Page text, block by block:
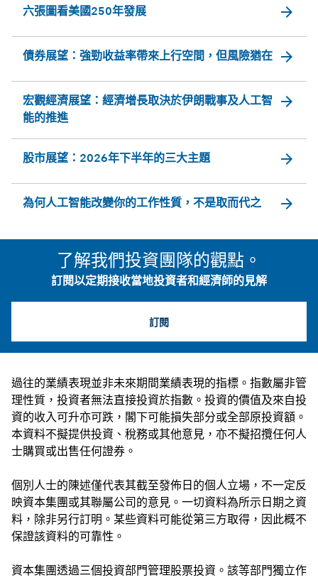
六張圖看美國250年發展 arrow_forward
債券展望：強勁收益率帶來上行空間，但風險猶在 arrow_forward
宏觀經濟展望：經濟增長取決於伊朗戰事及人工智
能的推進
arrow_forward
股市展望：2026年下半年的三大主題 arrow_forward
為何人工智能改變你的工作性質，不是取而代之 arrow_forward
了解我們投資團隊的觀點。
訂閱以定期接收當地投資者和經濟師的見解
訂閱
過往的業績表現並非未來期間業績表現的指標。指數屬非管
理性質，投資者無法直接投資於指數。投資的價值及來自投
資的收入可升亦可跌，閣下可能損失部分或全部原投資額。
本資料不擬提供投資、稅務或其他意見，亦不擬招攬任何人
士購買或出售任何證券。
個別人士的陳述僅代表其截至發佈日的個人立場，不一定反
映資本集團或其聯屬公司的意見。一切資料為所示日期之資
料，除非另行訂明。某些資料可能從第三方取得，因此概不
保證該資料的可靠性。
資本集團透過三個投資部門管理股票投資。該等部門獨立作